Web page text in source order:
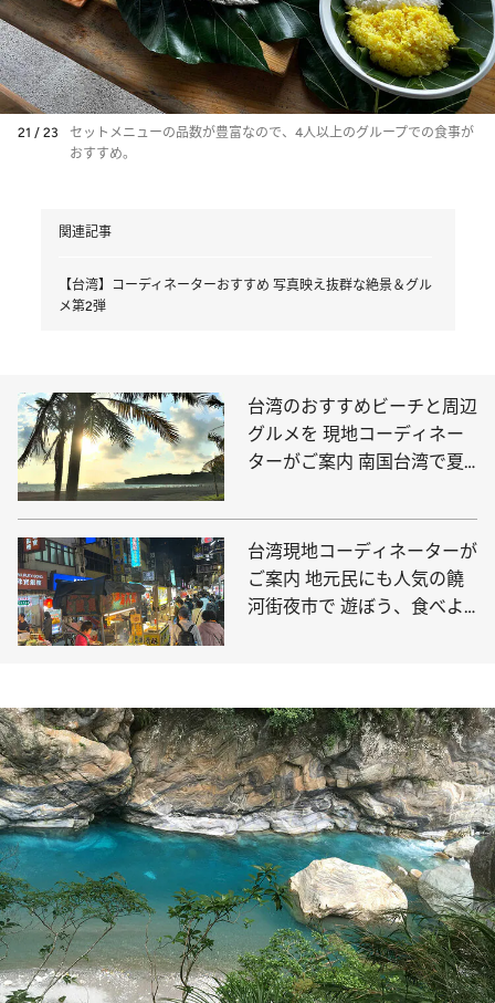
21 / 23
セットメニューの品数が豊富なので、4人以上のグループでの食事が
おすすめ。
関連記事
【台湾】コーディネーターおすすめ 写真映え抜群な絶景＆グル
メ第2弾
台湾のおすすめビーチと周辺
グルメを 現地コーディネー
ターがご案内 南国台湾で夏
台湾現地コーディネーターが
ご案内 地元民にも人気の饒
河街夜市で 遊ぼう、食べよ